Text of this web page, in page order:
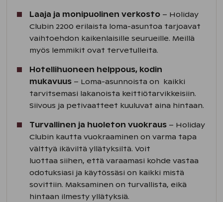
Laaja ja monipuolinen verkosto – Holiday
Clubin 2200 erilaista loma-asuntoa tarjoavat
vaihtoehdon kaikenlaisille seurueille. Meillä
myös lemmikit ovat tervetulleita.​
Hotellihuoneen helppous, kodin
mukavuus – Loma-asunnoista on kaikki
tarvitsemasi lakanoista keittiötarvikkeisiin.
Siivous ja petivaatteet kuuluvat aina hintaan.​
Turvallinen ja huoleton vuokraus – Holiday
Clubin kautta vuokraaminen on varma tapa
välttyä ikäviltä yllätyksiltä. Voit
luottaa siihen, että varaamasi kohde vastaa
odotuksiasi ja käytössäsi on kaikki mistä
sovittiin. Maksaminen on turvallista, eikä
hintaan ilmesty yllätyksiä. ​